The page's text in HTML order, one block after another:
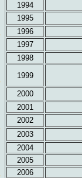
1994
1995
1996
1997
1998
1999
2000
2001
2002
2003
2004
2005
2006